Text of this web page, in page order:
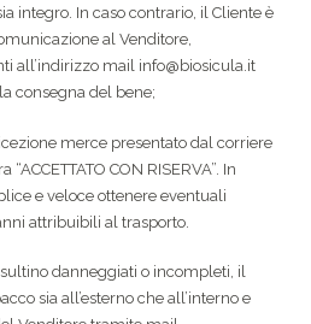
integro. In caso contrario, il Cliente è
al Venditore,
all’indirizzo mail info@biosicula.it
consegna del bene;
merce presentato dal corriere
CON RISERVA”. In
e veloce ottenere eventuali
attribuibili al trasporto.
danneggiati o incompleti, il
sia all’esterno che all’interno e